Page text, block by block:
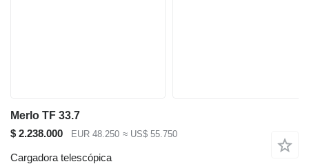
Merlo TF 33.7
$ 2.238.000
EUR 48.250 ≈ US$ 55.750
Cargadora telescópica